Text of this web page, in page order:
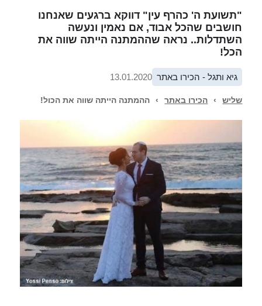
"תשועת ה' כהרף עין" דווקא ברגעים שאנחנו
חושבים שהכל אבוד, אם נאמין ונעשה
השתדלות.. נראה שההמתנה הייתה שווה את
הכל!
גיא ותגל - הכירו באתר 13.01.2020
שליש › הכירו באתר › ההמתנה הייתה שווה את הכול!